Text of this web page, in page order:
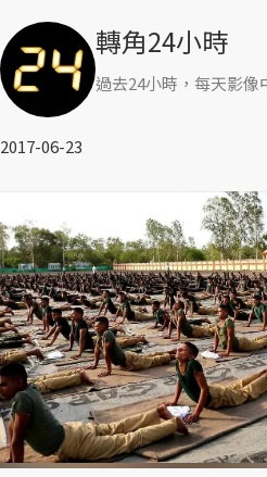
轉角24小時
過去24小時，每天影像
2017-06-23